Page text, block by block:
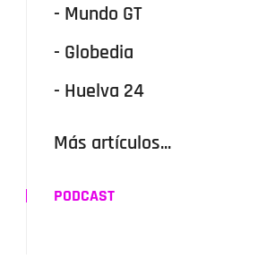
- Mundo GT
- Globedia
- Huelva 24
Más artículos...
PODCAST